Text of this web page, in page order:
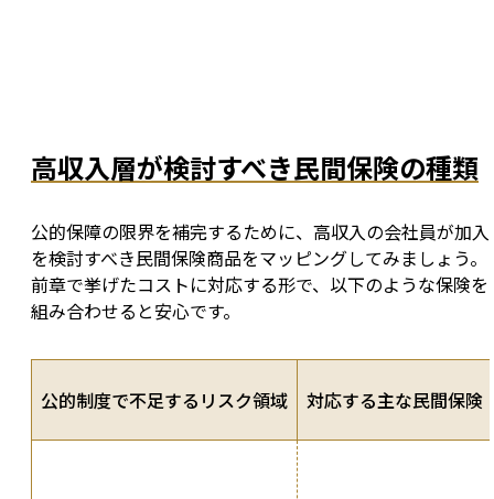
高収入層が検討すべき民間保険の種類
公的保障の限界を補完するために、高収入の会社員が加入
を検討すべき民間保険商品をマッピングしてみましょう。
前章で挙げたコストに対応する形で、以下のような保険を
組み合わせると安心です。
公的制度で不足するリスク領域 対応する主な民間保険